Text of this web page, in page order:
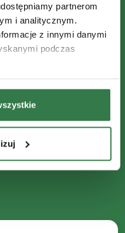
partnerom
i analitycznym.
z innymi danymi
podczas